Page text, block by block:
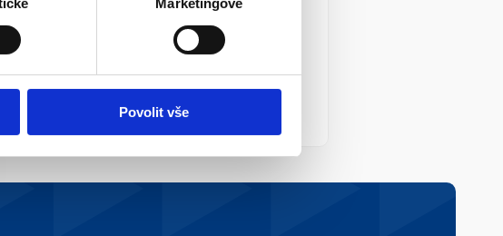
Marketingové
Povolit vše
studii IDEA CERGE
Akademie věd obdržela podněty
rozporující studii L. Nádvorníka
a F. Pertolda.
Více info